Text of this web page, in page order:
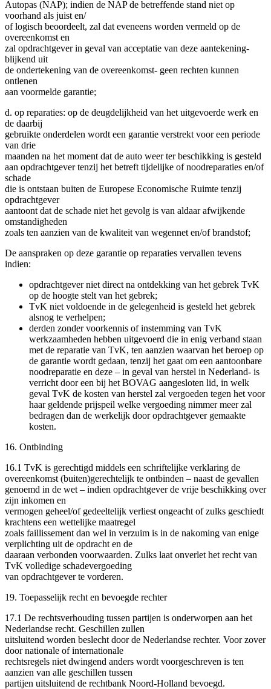
Autopas (NAP); indien de NAP de betreffende stand niet op
voorhand als juist en/
of logisch beoordeelt, zal dat eveneens worden vermeld op de
overeenkomst en
zal opdrachtgever in geval van acceptatie van deze aantekening-
blijkend uit
de ondertekening van de overeenkomst- geen rechten kunnen
ontlenen
aan voormelde garantie;
d. op reparaties: op de deugdelijkheid van het uitgevoerde werk en
de daarbij
gebruikte onderdelen wordt een garantie verstrekt voor een periode
van drie
maanden na het moment dat de auto weer ter beschikking is gesteld
aan opdrachtgever tenzij het betreft tijdelijke of noodreparaties en/of
schade
die is ontstaan buiten de Europese Economische Ruimte tenzij
opdrachtgever
aantoont dat de schade niet het gevolg is van aldaar afwijkende
omstandigheden
zoals ten aanzien van de kwaliteit van wegennet en/of brandstof;
De aanspraken op deze garantie op reparaties vervallen tevens
indien:
opdrachtgever niet direct na ontdekking van het gebrek TvK
op de hoogte stelt van het gebrek;
TvK niet voldoende in de gelegenheid is gesteld het gebrek
alsnog te verhelpen;
derden zonder voorkennis of instemming van TvK
werkzaamheden hebben uitgevoerd die in enig verband staan
met de reparatie van TvK, ten aanzien waarvan het beroep op
de garantie wordt gedaan, tenzij het gaat om een aantoonbare
noodreparatie en deze – in geval van herstel in Nederland- is
verricht door een bij het BOVAG aangesloten lid, in welk
geval TvK de kosten van herstel zal vergoeden tegen het voor
haar geldende prijspeil welke vergoeding nimmer meer zal
bedragen dan de werkelijk door opdrachtgever gemaakte
kosten.
16. Ontbinding
16.1 TvK is gerechtigd middels een schriftelijke verklaring de
overeenkomst (buiten)gerechtelijk te ontbinden – naast de gevallen
genoemd in de wet – indien opdrachtgever de vrije beschikking over
zijn inkomen en
vermogen geheel/of gedeeltelijk verliest ongeacht of zulks geschiedt
krachtens een wettelijke maatregel
zoals faillissement dan wel in verzuim is in de nakoming van enige
verplichting uit de opdracht en de
daaraan verbonden voorwaarden. Zulks laat onverlet het recht van
TvK volledige schadevergoeding
van opdrachtgever te vorderen.
19. Toepasselijk recht en bevoegde rechter
17.1 De rechtsverhouding tussen partijen is onderworpen aan het
Nederlandse recht. Geschillen zullen
uitsluitend worden beslecht door de Nederlandse rechter. Voor zover
door nationale of internationale
rechtsregels niet dwingend anders wordt voorgeschreven is ten
aanzien van alle geschillen tussen
partijen uitsluitend de rechtbank Noord-Holland bevoegd.